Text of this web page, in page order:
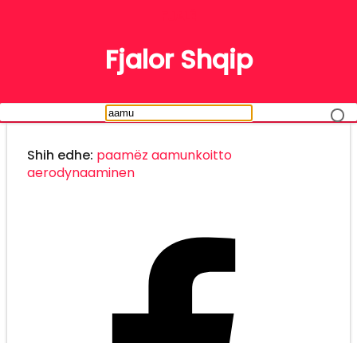
Fjalor Shqip
Shih edhe: paamëz aamunkoitto
aerodynaaminen